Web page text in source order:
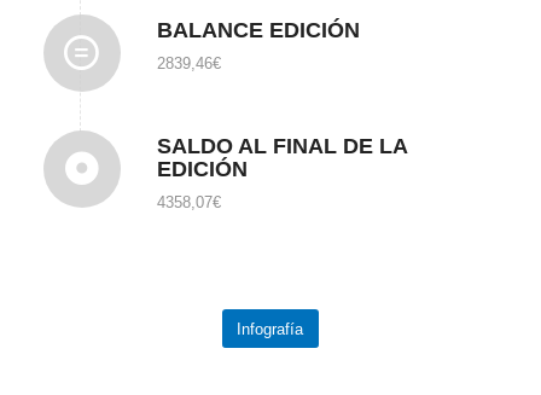
BALANCE EDICIÓN
2839,46€
SALDO AL FINAL DE LA
EDICIÓN
4358,07€
Infografía